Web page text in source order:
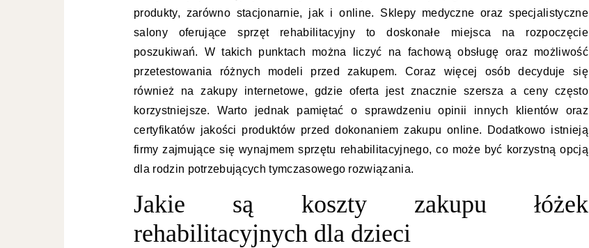
produkty, zarówno stacjonarnie, jak i online. Sklepy medyczne oraz specjalistyczne
salony oferujące sprzęt rehabilitacyjny to doskonałe miejsca na rozpoczęcie
poszukiwań. W takich punktach można liczyć na fachową obsługę oraz możliwość
przetestowania różnych modeli przed zakupem. Coraz więcej osób decyduje się
również na zakupy internetowe, gdzie oferta jest znacznie szersza a ceny często
korzystniejsze. Warto jednak pamiętać o sprawdzeniu opinii innych klientów oraz
certyfikatów jakości produktów przed dokonaniem zakupu online. Dodatkowo istnieją
firmy zajmujące się wynajmem sprzętu rehabilitacyjnego, co może być korzystną opcją
dla rodzin potrzebujących tymczasowego rozwiązania.
Jakie są koszty zakupu łóżek
rehabilitacyjnych dla dzieci